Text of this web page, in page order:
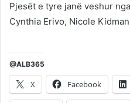
Pjesët e tyre janë veshur
Cynthia Erivo, Nicole
@ALB365
X Facebook